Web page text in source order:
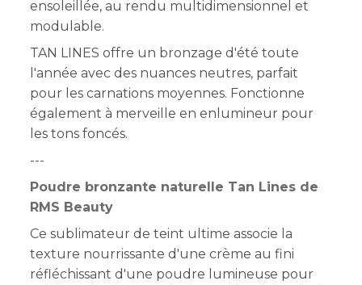
ensoleillée, au rendu multidimensionnel et
modulable.
TAN LINES offre un bronzage d'été toute
l'année avec des nuances neutres, parfait
pour les carnations moyennes. Fonctionne
également à merveille en enlumineur pour
les tons foncés.
---
Poudre bronzante naturelle Tan Lines de
RMS Beauty
Ce sublimateur de teint ultime associe la
texture nourrissante d'une crème au fini
réfléchissant d'une poudre lumineuse pour